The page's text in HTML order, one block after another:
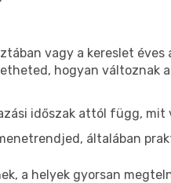
vagy a kereslet éves
hogyan változnak
időszak attól függ, mit
általában
a helyek gyorsan